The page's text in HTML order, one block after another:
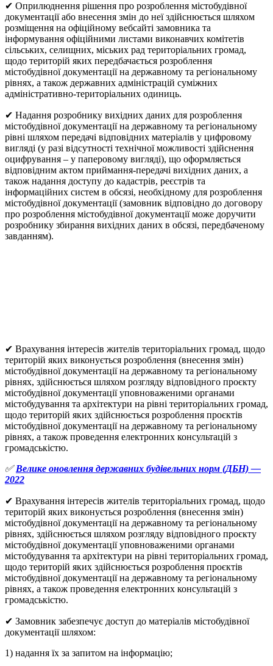
✔ Оприлюднення рішення про розроблення містобудівної
документації або внесення змін до неї здійснюється шляхом
розміщення на офіційному вебсайті замовника та
інформування офіційними листами виконавчих комітетів
сільських, селищних, міських рад територіальних громад,
щодо територій яких передбачається розроблення
містобудівної документації на державному та регіональному
рівнях, а також державних адміністрацій суміжних
адміністративно-територіальних одиниць.
✔ Надання розробнику вихідних даних для розроблення
містобудівної документації на державному та регіональному
рівні шляхом передачі відповідних матеріалів у цифровому
вигляді (у разі відсутності технічної можливості здійснення
оцифрування – у паперовому вигляді), що оформляється
відповідним актом приймання-передачі вихідних даних, а
також надання доступу до кадастрів, реєстрів та
інформаційних систем в обсязі, необхідному для розроблення
містобудівної документації (замовник відповідно до договору
про розроблення містобудівної документації може доручити
розробнику збирання вихідних даних в обсязі, передбаченому
завданням).
✔ Врахування інтересів жителів територіальних громад, щодо
територій яких виконується розроблення (внесення змін)
містобудівної документації на державному та регіональному
рівнях, здійснюється шляхом розгляду відповідного проєкту
містобудівної документації уповноваженими органами
містобудування та архітектури на рівні територіальних громад,
щодо територій яких здійснюється розроблення проєктів
містобудівної документації на державному та регіональному
рівнях, а також проведення електронних консультацій з
громадськістю.
✅ Велике оновлення державних будівельних норм (ДБН) —
2022
✔ Врахування інтересів жителів територіальних громад, щодо
територій яких виконується розроблення (внесення змін)
містобудівної документації на державному та регіональному
рівнях, здійснюється шляхом розгляду відповідного проєкту
містобудівної документації уповноваженими органами
містобудування та архітектури на рівні територіальних громад,
щодо територій яких здійснюється розроблення проєктів
містобудівної документації на державному та регіональному
рівнях, а також проведення електронних консультацій з
громадськістю.
✔ Замовник забезпечує доступ до матеріалів містобудівної
документації шляхом:
1) надання їх за запитом на інформацію;